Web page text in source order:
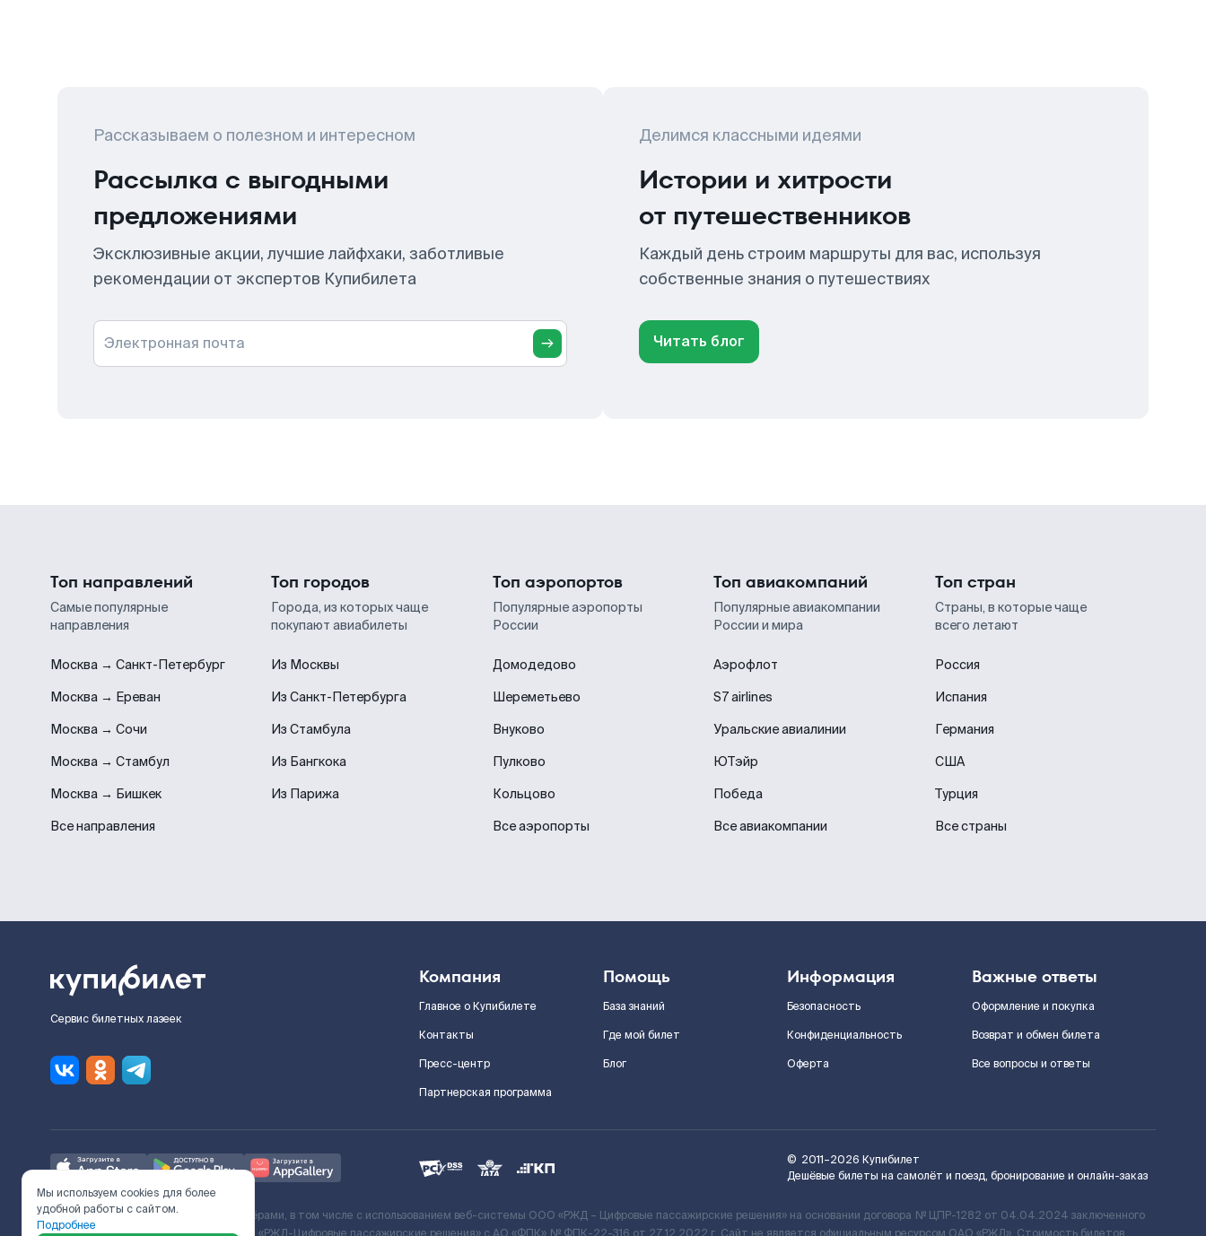
Рассказываем о полезном и интересном
Рассылка с выгодными
предложениями
Эксклюзивные акции, лучшие лайфхаки, заботливые
рекомендации от экспертов Купибилета
Электронная почта
Делимся классными идеями
Истории и хитрости
от путешественников
Каждый день строим маршруты для вас, используя
собственные знания о путешествиях
Читать блог
Топ направлений
Самые популярные
направления
Москва → Санкт-Петербург
Москва → Ереван
Москва → Сочи
Москва → Стамбул
Москва → Бишкек
Все направления
Топ городов
Города, из которых чаще
покупают авиабилеты
Из Москвы
Из Санкт-Петербурга
Из Стамбула
Из Бангкока
Из Парижа
Топ аэропортов
Популярные аэропорты
России
Домодедово
Шереметьево
Внуково
Пулково
Кольцово
Все аэропорты
Топ авиакомпаний
Популярные авиакомпании
России и мира
Аэрофлот
S7 airlines
Уральские авиалинии
ЮТэйр
Победа
Все авиакомпании
Топ стран
Страны, в которые чаще
всего летают
Россия
Испания
Германия
США
Турция
Все страны
Сервис билетных лазеек
Компания
Главное о Купибилете
Контакты
Пресс-центр
Партнерская программа
Помощь
База знаний
Где мой билет
Блог
Информация
Безопасность
Конфиденциальность
Оферта
Важные ответы
Оформление и покупка
Возврат и обмен билета
Все вопросы и ответы
© 2011–2026 Купибилет
Дешёвые билеты на самолёт и поезд, бронирование и онлайн-заказ
Ж/Д билеты предоставляются партнёрами, в том числе с использованием веб-системы ООО «РЖД – Цифровые пассажирские решения» на основании договора № ЦПР-1282 от 04.04.2024 заключенного
Мы используем cookies для более
удобной работы с сайтом.
Подробнее